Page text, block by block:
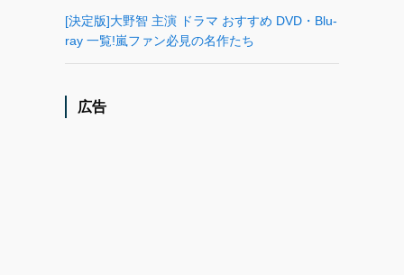
[決定版]大野智 主演 ドラマ おすすめ DVD・Blu-
ray 一覧!嵐ファン必見の名作たち
広告